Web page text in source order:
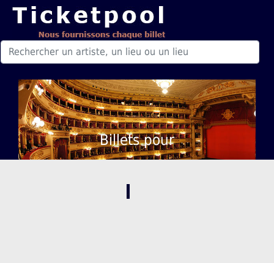
Billets pour
,